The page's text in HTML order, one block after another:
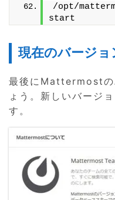
/opt/
start
現在のバージョ
最後にMattermostの
ょう。新しいバージ
す。